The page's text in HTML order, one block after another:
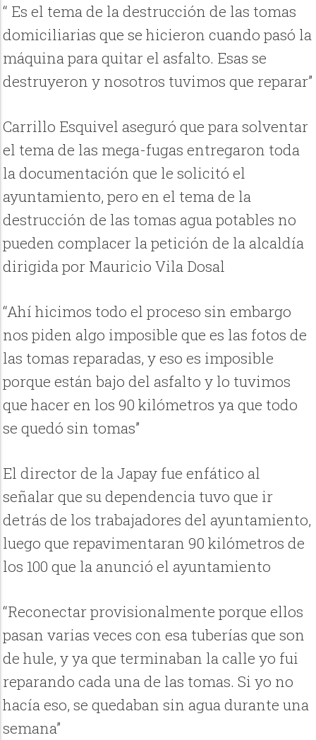
“ Es el tema de la destrucción de las tomas
domiciliarias que se hicieron cuando pasó la
máquina para quitar el asfalto. Esas se
destruyeron y nosotros tuvimos que reparar”
Carrillo Esquivel aseguró que para solventar
el tema de las mega-fugas entregaron toda
la documentación que le solicitó el
ayuntamiento, pero en el tema de la
destrucción de las tomas agua potables no
pueden complacer la petición de la alcaldía
dirigida por Mauricio Vila Dosal
“Ahí hicimos todo el proceso sin embargo
nos piden algo imposible que es las fotos de
las tomas reparadas, y eso es imposible
porque están bajo del asfalto y lo tuvimos
que hacer en los 90 kilómetros ya que todo
se quedó sin tomas”
El director de la Japay fue enfático al
señalar que su dependencia tuvo que ir
detrás de los trabajadores del ayuntamiento,
luego que repavimentaran 90 kilómetros de
los 100 que la anunció el ayuntamiento
“Reconectar provisionalmente porque ellos
pasan varias veces con esa tuberías que son
de hule, y ya que terminaban la calle yo fui
reparando cada una de las tomas. Si yo no
hacía eso, se quedaban sin agua durante una
semana”